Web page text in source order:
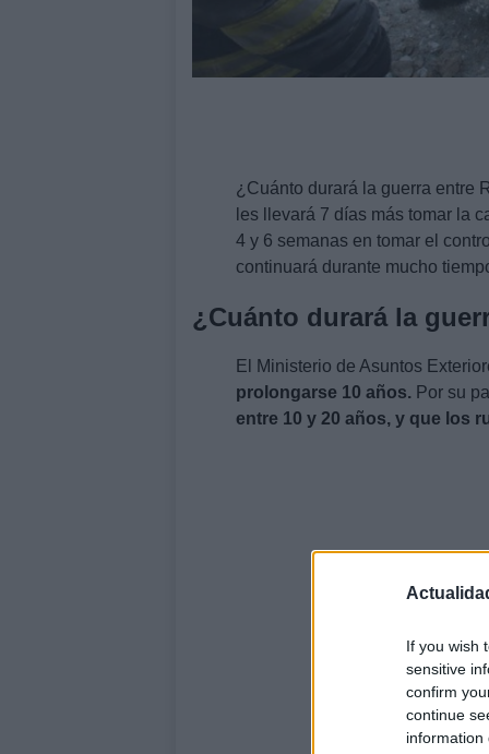
If you wish
sensitive
confirm
continue
information
¿Cuánto durará la guerra entre
les llevará 7 días más tomar la
4 y 6 semanas en tomar el
continuará durante mucho
¿Cuánto durará la
El Ministerio de Asuntos
prolongarse 10 años. Por su
entre 10 y 20 años, y que los